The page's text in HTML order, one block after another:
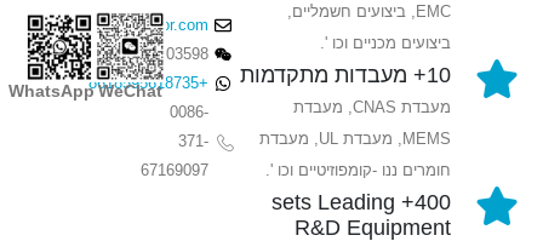
EMC, ביצועים חשמליים,
ביצועים מכניים וכו '.
10+ מעבדות מתקדמות
מעבדת CNAS, מעבדת
MEMS, מעבדת UL, מעבדת
חומרים ננו -קומפוזיטיים וכו '.
400+ sets Leading
R&D Equipment
sales@winsensor.com
18569903598
+8618595618735
0086-
371-
67169097
WeChat
WhatsApp